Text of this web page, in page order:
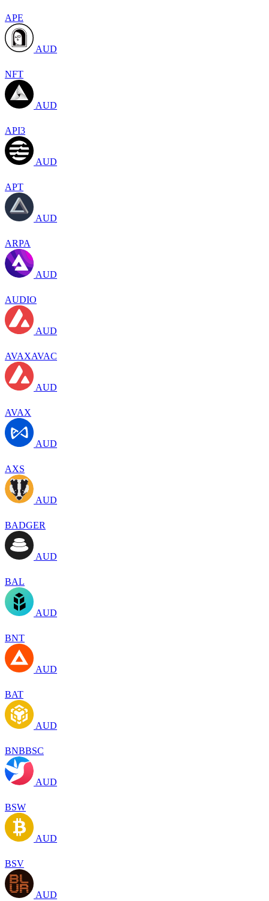
APE
AUD
NFT
AUD
API3
AUD
APT
AUD
ARPA
AUD
AUDIO
AUD
AVAXAVAC
AUD
AVAX
AUD
AXS
AUD
BADGER
AUD
BAL
AUD
BNT
AUD
BAT
AUD
BNBBSC
AUD
BSW
AUD
BSV
AUD